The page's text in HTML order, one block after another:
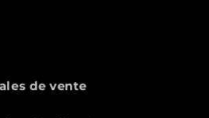
de vente